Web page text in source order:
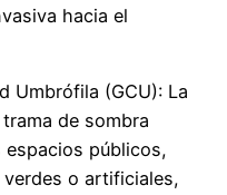
hacia el
Umbrófila (GCU): La
de sombra
públicos,
o artificiales,